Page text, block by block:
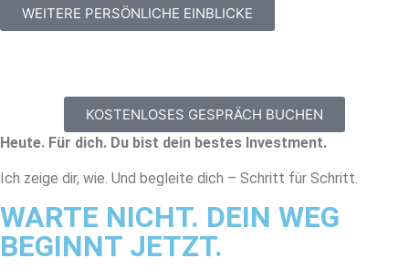
WEITERE PERSÖNLICHE EINBLICKE
KOSTENLOSES GESPRÄCH BUCHEN
Heute. Für dich. Du bist dein bestes Investment.
Ich zeige dir, wie. Und begleite dich – Schritt für Schritt.
WARTE NICHT. DEIN WEG
BEGINNT JETZT.